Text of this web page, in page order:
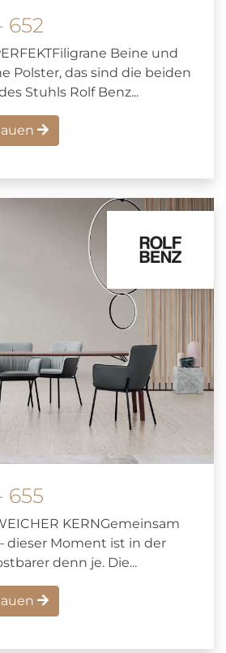
652
Beine und
Polster, das sind die beiden
Stuhls Rolf Benz...
655
KERNGemeinsam
dieser Moment ist in der
denn je. Die...